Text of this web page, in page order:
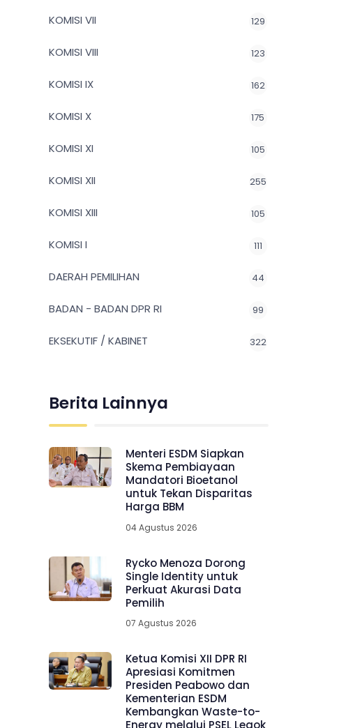
KOMISI VII 129
KOMISI VIII 123
KOMISI IX 162
KOMISI X 175
KOMISI XI 105
KOMISI XII 255
KOMISI XIII 105
KOMISI I 111
DAERAH PEMILIHAN 44
BADAN - BADAN DPR RI 99
EKSEKUTIF / KABINET 322
Berita Lainnya
Menteri ESDM Siapkan
Skema Pembiayaan
Mandatori Bioetanol
untuk Tekan Disparitas
Harga BBM
04 Agustus 2026
Rycko Menoza Dorong
Single Identity untuk
Perkuat Akurasi Data
Pemilih
07 Agustus 2026
Ketua Komisi XII DPR RI
Apresiasi Komitmen
Presiden Peabowo dan
Kementerian ESDM
Kembangkan Waste-to-